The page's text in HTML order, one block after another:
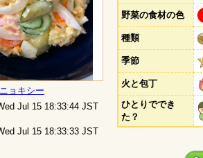
ニョキシー
Jul 15 18:33:44 JST
Jul 15 18:33:33 JST
野菜の食材の色
種類
季節
火と包丁
ひとりででき
た？